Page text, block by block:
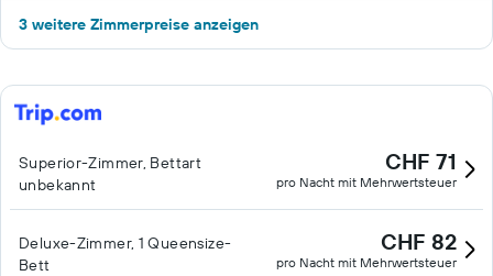
3 weitere Zimmerpreise anzeigen
Superior-Zimmer, Bettart
unbekannt
CHF 71
pro Nacht mit Mehrwertsteuer
Deluxe-Zimmer, 1 Queensize-
Bett
CHF 82
pro Nacht mit Mehrwertsteuer